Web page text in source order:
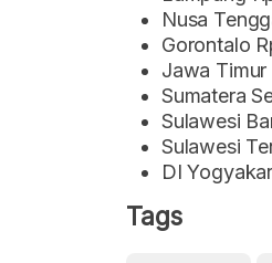
Nusa
Gorontalo
Jawa Timur
Sumatera
Sulawesi
Sulawesi
DI
Tags